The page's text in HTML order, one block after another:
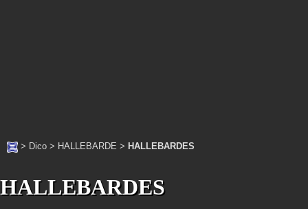
> Dico > HALLEBARDE > HALLEBARDES
HALLEBARDES